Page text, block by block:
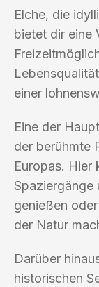
Elche, die
bietet dir eine
einer
Eine der
der berühmte
Europas. Hier
Spaziergänge
genießen
der Natur
Darüber
historischen